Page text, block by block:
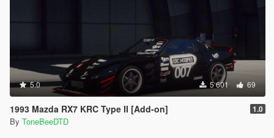
5.0 5 601 69
1993 Mazda RX7 KRC Type II [Add-on] 1.0
By ToneBeeDTD